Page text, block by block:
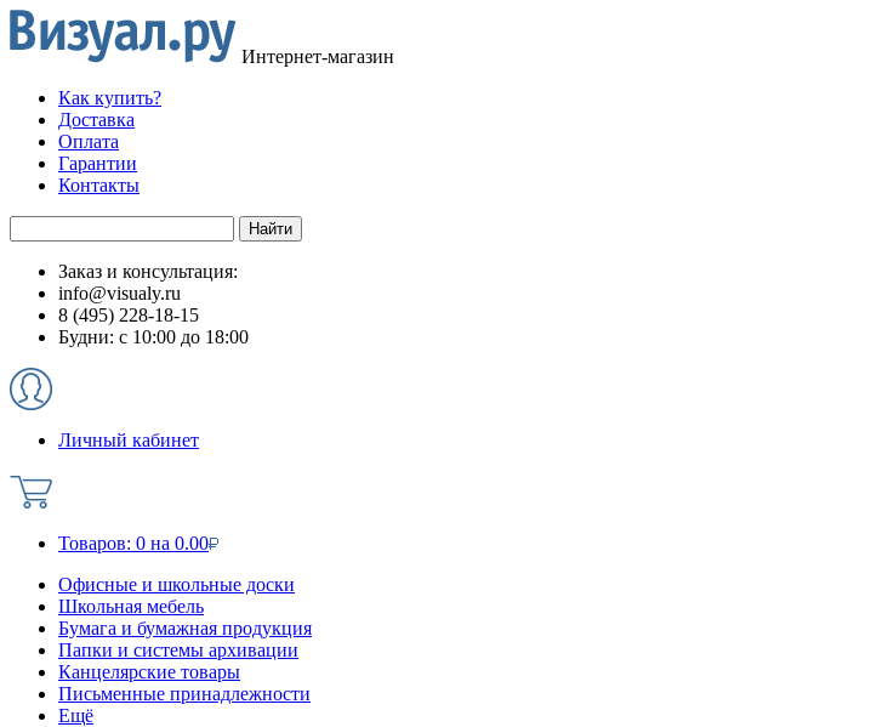
Интернет-магазин
Как купить?
Доставка
Оплата
Гарантии
Контакты
Заказ и консультация:
info@visualy.ru
8 (495) 228-18-15
Будни: с 10:00 до 18:00
Личный кабинет
Товаров: 0 на 0.00
Офисные и школьные доски
Школьная мебель
Бумага и бумажная продукция
Папки и системы архивации
Канцелярские товары
Письменные принадлежности
Ещё